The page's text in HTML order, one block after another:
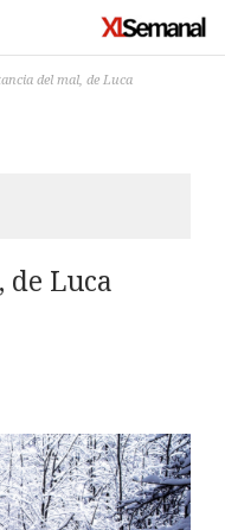
del mal, de Luca
Luca